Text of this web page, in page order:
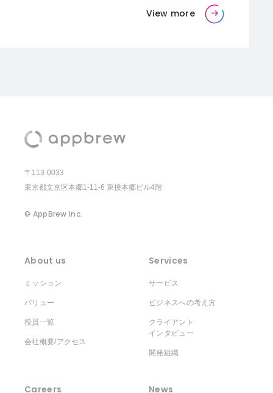
View more
〒113-0033
東京都文京区本郷1-11-6 東接本郷ビル4階
© AppBrew Inc.
About us
ミッション
バリュー
役員一覧
会社概要/アクセス
Services
サービス
ビジネスへの考え方
クライアント
インタビュー
開発組織
Careers News